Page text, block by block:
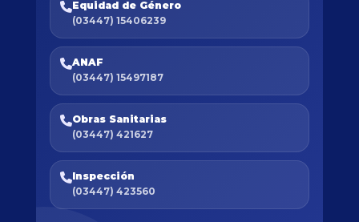
Equidad de Género
(03447) 15406239
ANAF
(03447) 15497187
Obras Sanitarias
(03447) 421627
Inspección
(03447) 423560